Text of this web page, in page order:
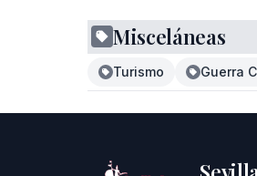
Misceláneas
Turismo Guerra